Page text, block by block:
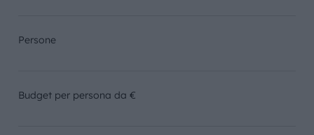
Persone
Budget per persona da €